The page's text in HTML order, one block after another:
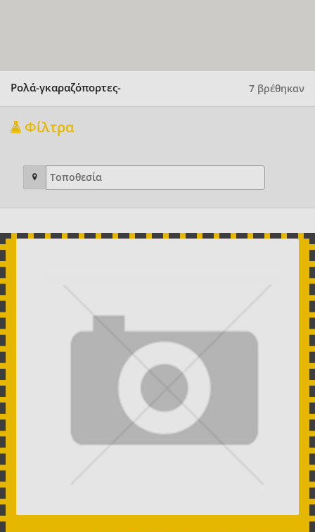
Ρολά-γκαραζόπορτες- 7 βρέθηκαν
Φίλτρα